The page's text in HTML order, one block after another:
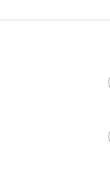
δρούσαν